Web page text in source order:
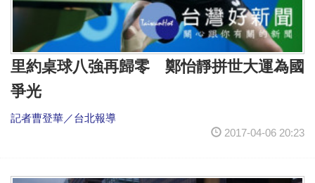
里約桌球八強再歸零 鄭怡靜拼世大運為國
爭光
記者曹登華／台北報導
2017-04-06 20:23